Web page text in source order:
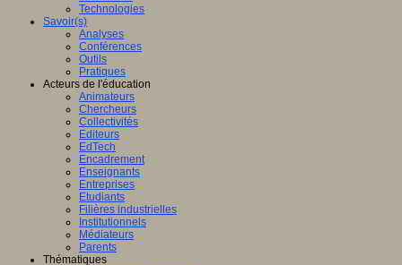
Technologies
Savoir(s)
Analyses
Conférences
Outils
Pratiques
Acteurs de l'éducation
Animateurs
Chercheurs
Collectivités
Editeurs
EdTech
Encadrement
Enseignants
Entreprises
Etudiants
Filières industrielles
Institutionnels
Médiateurs
Parents
Thématiques